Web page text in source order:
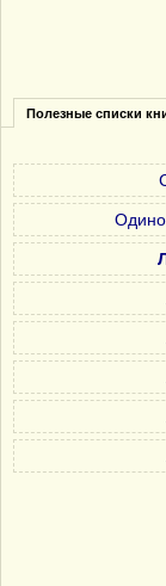
Полезные списки